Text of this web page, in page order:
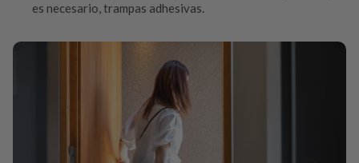
es necesario, trampas adhesivas.